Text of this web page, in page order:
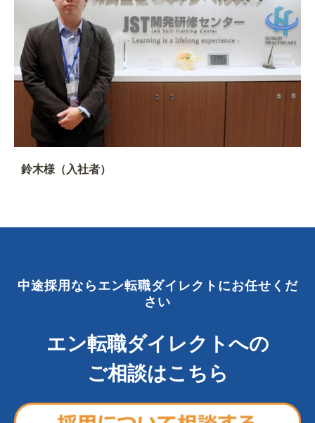
鈴木様（入社者）
中途採用ならエン転職ダイレクトにお任せくだ
さい
エン転職ダイレクトへの
ご相談はこちら